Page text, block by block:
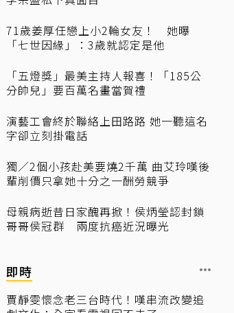
71歲姜厚任戀上小2輪女友！ 她曝
「七世因緣」：3歲就認定是他
「五燈獎」最美主持人報喜！「185公
分帥兒」要百萬名畫當賀禮
演藝工會終於聯絡上田路路 她一聽這名
字卻立刻掛電話
獨／2個小孩赴美要燒2千萬 曲艾玲嘆後
輩削價只拿她十分之一酬勞競爭
母親病逝昔日家醜再掀！侯炳瑩認封鎖
哥哥侯冠群 兩度抗癌近況曝光
即時
賈靜雯懷念老三台時代！嘆串流改變追